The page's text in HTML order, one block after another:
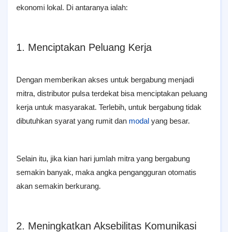
ekonomi lokal. Di antaranya ialah:
1. Menciptakan Peluang Kerja
Dengan memberikan akses untuk bergabung menjadi
mitra, distributor pulsa terdekat bisa menciptakan peluang
kerja untuk masyarakat. Terlebih, untuk bergabung tidak
dibutuhkan syarat yang rumit dan modal yang besar.
Selain itu, jika kian hari jumlah mitra yang bergabung
semakin banyak, maka angka pengangguran otomatis
akan semakin berkurang.
2. Meningkatkan Aksebilitas Komunikasi